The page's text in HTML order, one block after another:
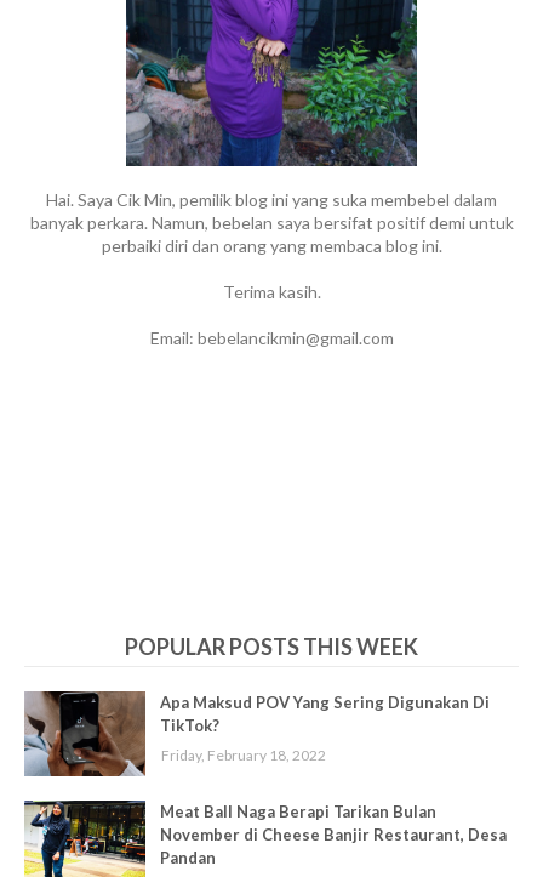
Hai. Saya Cik Min, pemilik blog ini yang suka membebel dalam
banyak perkara. Namun, bebelan saya bersifat positif demi untuk
perbaiki diri dan orang yang membaca blog ini.
Terima kasih.
Email: bebelancikmin@gmail.com
POPULAR POSTS THIS WEEK
Apa Maksud POV Yang Sering Digunakan Di
TikTok?
Friday, February 18, 2022
Meat Ball Naga Berapi Tarikan Bulan
November di Cheese Banjir Restaurant, Desa
Pandan